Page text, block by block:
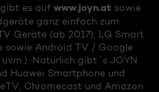
es auf www.joyn.at sowie
ganz einfach zum
Geräte (ab 2017), LG Smart
sowie Android TV / Google
Natürlich gibt´s JOYN
Huawei Smartphone und
Chromecast und Amazon